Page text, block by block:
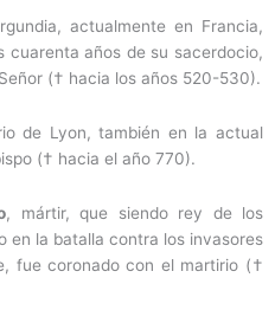
actualmente en Francia,
cuarenta años de su sacerdocio,
(† hacia los años 520-530).
de Lyon, también en la actual
(† hacia el año 770).
, mártir, que siendo rey de los
en la batalla contra los invasores
fue coronado con el martirio (†